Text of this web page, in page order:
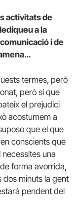
activitats de
a la
i de
termes, però
però sí que
el prejudici
acostumem a
que el que
conscients que
una
forma avorrida,
dos minuts la gent
pendent del